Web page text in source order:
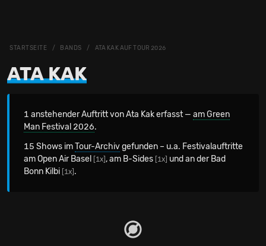
STARTSEITE BANDS ATA KAK AUF TOUR 2026
ATA KAK
1 anstehender Auftritt von Ata Kak erfasst — am Green
Man Festival 2026.
15 Shows imTour-Archivgefunden – u.a. Festivalauftritte
am Open Air Basel
[1x] , am B-Sides [1x] und an der Bad
Bonn Kilbi [1x] .